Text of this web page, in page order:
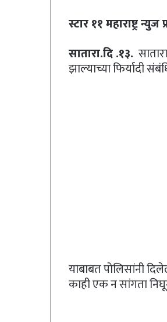
स्टार ११ महाराष्ट्र
सातारा.दि .१३.
झाल्याच्या फिर्यादी
याबाबत पोलिसांनी
काही एक न सांगता